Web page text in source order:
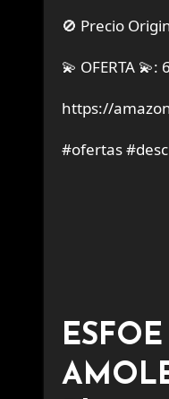
🚫 Precio
💫 OFERTA 💫:
https://
#ofertas